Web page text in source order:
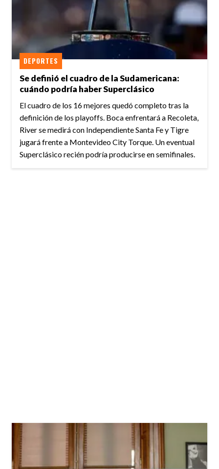
Se definió el cuadro de la Sudamericana:
cuándo podría haber Superclásico
DEPORTES
El cuadro de los 16 mejores quedó completo tras la
definición de los playoffs. Boca enfrentará a Recoleta,
River se medirá con Independiente Santa Fe y Tigre
jugará frente a Montevideo City Torque. Un eventual
Superclásico recién podría producirse en semifinales.